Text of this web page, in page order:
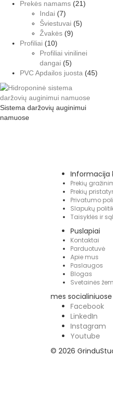
Prekės namams (21)
Indai (7)
Šviestuvai (5)
Žvakės (9)
Profiliai (10)
Profiliai vinilinei
dangai (5)
PVC Apdailos juosta (45)
Sistema daržovių auginimui
namuose
Informacija
Prekių
Prekių
Privatumo
Slapukų
Taisyklės ir
Puslapiai
Kontaktai
Parduotuvė
Apie mus
Paslaugos
Blogas
Svetainės
mes
Facebook
LinkedIn
Instagram
Youtube
© 2026